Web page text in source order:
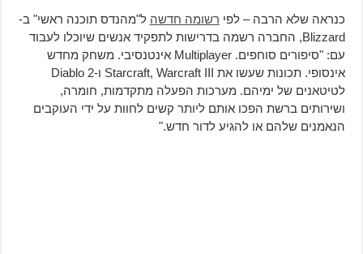
כנראה שלא הרבה – לפי רשומה חדשהל"מהנדס תוכנה ראשי" ב-
Blizzard, החברה רשמה בדרישות לתפקיד אנשים שיוכלו לעבוד
עם: "סיפורים סוחפים. Multiplayer אינטנסיבי. משחק מחדש
אינסופי. תכונות שעשו את Starcraft, Warcraft III ו-Diablo 2
לטיטאנים של ימיהם. מערכות הפעלה מתקדמות, חומרה,
ושירותים ברשת הפכו אותם ליותר קשים לחוות על ידי העוקבים
הנאמנים שלהם או להגיע לדור חדש."